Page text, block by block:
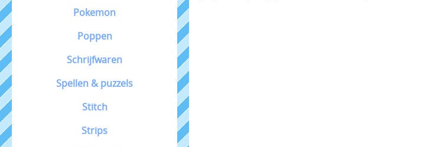
Pokemon
Poppen
Schrijfwaren
Spellen & puzzels
Stitch
Strips